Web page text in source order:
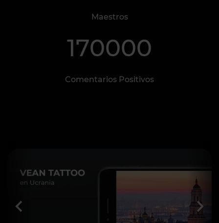
Maestros
170000
Comentarios Positivos